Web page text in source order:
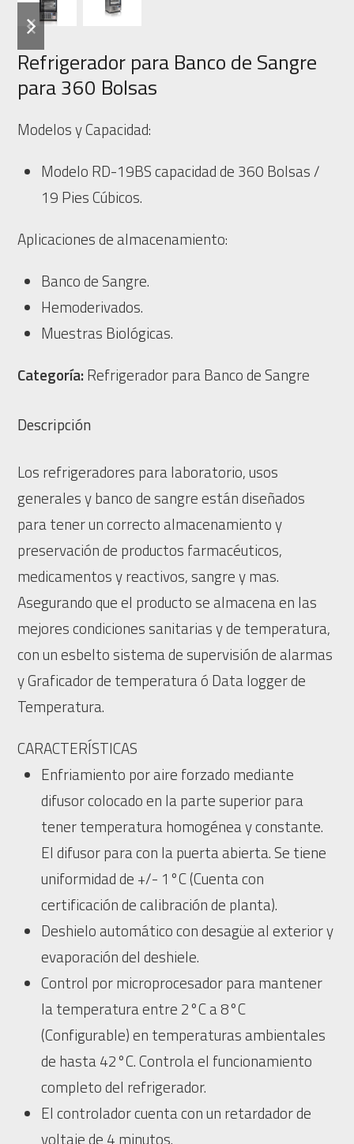
previous
slide
next
slide
Refrigerador para Banco de Sangre
para 360 Bolsas
Modelos y Capacidad:
Modelo RD-19BS capacidad de 360 Bolsas /
19 Pies Cúbicos.
Aplicaciones de almacenamiento:
Banco de Sangre.
Hemoderivados.
Muestras Biológicas.
Categoría: Refrigerador para Banco de Sangre
Descripción
Los refrigeradores para laboratorio, usos
generales y banco de sangre están diseñados
para tener un correcto almacenamiento y
preservación de productos farmacéuticos,
medicamentos y reactivos, sangre y mas.
Asegurando que el producto se almacena en las
mejores condiciones sanitarias y de temperatura,
con un esbelto sistema de supervisión de alarmas
y Graficador de temperatura ó Data logger de
Temperatura.
CARACTERÍSTICAS
Enfriamiento por aire forzado mediante
difusor colocado en la parte superior para
tener temperatura homogénea y constante.
El difusor para con la puerta abierta. Se tiene
uniformidad de +/- 1°C (Cuenta con
certificación de calibración de planta).
Deshielo automático con desagüe al exterior y
evaporación del deshiele.
Control por microprocesador para mantener
la temperatura entre 2°C a 8°C
(Configurable) en temperaturas ambientales
de hasta 42°C. Controla el funcionamiento
completo del refrigerador.
El controlador cuenta con un retardador de
voltaje de 4 minutos.